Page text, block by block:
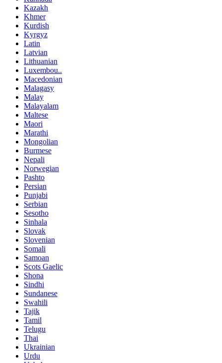
Kazakh
Khmer
Kurdish
Kyrgyz
Latin
Latvian
Lithuanian
Luxembou..
Macedonian
Malagasy
Malay
Malayalam
Maltese
Maori
Marathi
Mongolian
Burmese
Nepali
Norwegian
Pashto
Persian
Punjabi
Serbian
Sesotho
Sinhala
Slovak
Slovenian
Somali
Samoan
Scots Gaelic
Shona
Sindhi
Sundanese
Swahili
Tajik
Tamil
Telugu
Thai
Ukrainian
Urdu